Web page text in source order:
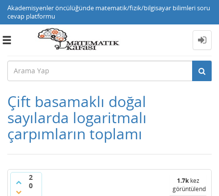
Akademisyenler öncülüğünde matematik/fizik/bilgisayar bilimleri soru
cevap platformu
Toggle
Çift basamaklı doğal
sayılarda logaritmalı
çarpımların toplamı
2
0
1.7kkez
görüntülendi